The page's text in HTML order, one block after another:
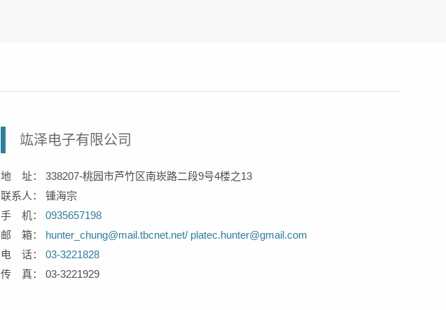
竑泽电子有限公司
地 址： 338207-桃园市芦竹区南崁路二段9号4楼之13
联系人： 锺海宗
手 机：0935657198
邮 箱： hunter_chung@mail.tbcnet.net/ platec.hunter@gmail.com
电 话：03-3221828
传 真： 03-3221929